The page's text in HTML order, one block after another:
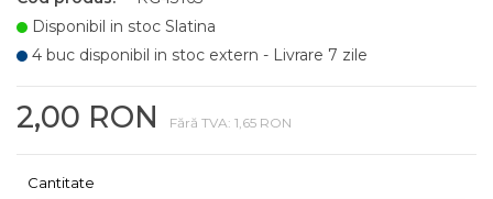
Disponibil in stoc Slatina
4 buc disponibil in stoc extern - Livrare 7 zile
2,00 RON Fără TVA: 1,65 RON
Cantitate